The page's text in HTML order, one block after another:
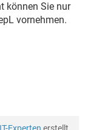
können Sie nur
vornehmen.